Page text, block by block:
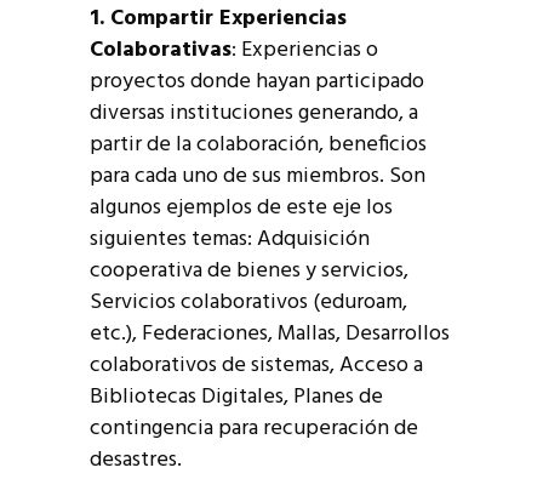
1. Compartir Experiencias
Colaborativas: Experiencias o
proyectos donde hayan participado
diversas instituciones generando, a
partir de la colaboración, beneficios
para cada uno de sus miembros. Son
algunos ejemplos de este eje los
siguientes temas: Adquisición
cooperativa de bienes y servicios,
Servicios colaborativos (eduroam,
etc.), Federaciones, Mallas, Desarrollos
colaborativos de sistemas, Acceso a
Bibliotecas Digitales, Planes de
contingencia para recuperación de
desastres.